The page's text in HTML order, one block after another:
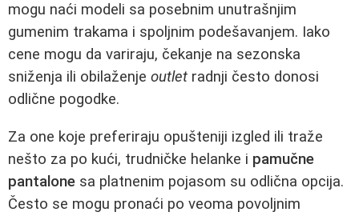
mogu naći modeli sa posebnim unutrašnjim
gumenim trakama i spoljnim podešavanjem. Iako
cene mogu da variraju, čekanje na sezonska
sniženja ili obilaženje outlet radnji često donosi
odlične pogodke.
Za one koje preferiraju opušteniji izgled ili traže
nešto za po kući, trudničke helanke i pamučne
pantalone sa platnenim pojasom su odlična opcija.
Često se mogu pronaći po veoma povoljnim